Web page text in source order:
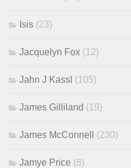
Isis (23)
Jacquelyn Fox (12)
Jahn J Kassl (105)
James Gilliland (19)
James McConnell (230)
Jamye Price (8)